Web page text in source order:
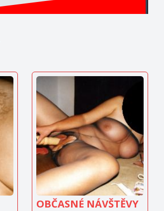
ZOBRAZIT
INZERÁT
OBČASNÉ NÁVŠTĚVY